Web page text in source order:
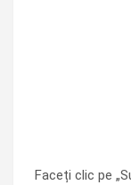
Faceți clic pe